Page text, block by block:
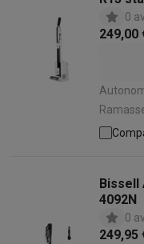
0
249,00
charge:
Bissell
4092N
0
249,95